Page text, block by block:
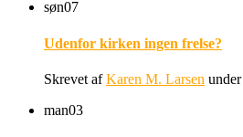
søn07
Udenfor kirken ingen frelse?
Skrevet afKaren M. Larsen under
man03